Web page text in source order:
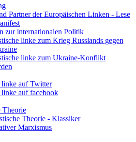
Partner der Europäischen Linken - Lese
zur internationalen Politik
linke zum Krieg Russlands gegen
linke zum Ukraine-Konflikt
linke auf Twitter
linke auf facebook
Theorie
Theorie - Klassiker
Marxismus